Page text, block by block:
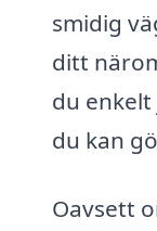
smidig
ditt
du
du kan
Oavsett